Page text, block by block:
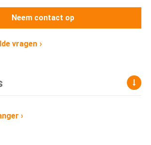
Neem contact op
vragen
›